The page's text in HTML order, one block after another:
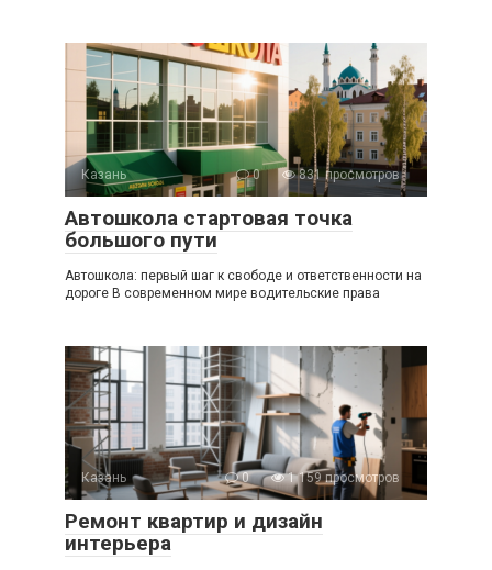
Казань 0 831 просмотров
Автошкола стартовая точка
большого пути
Автошкола: первый шаг к свободе и ответственности на
дороге В современном мире водительские права
Казань 0 1 159 просмотров
Ремонт квартир и дизайн
интерьера